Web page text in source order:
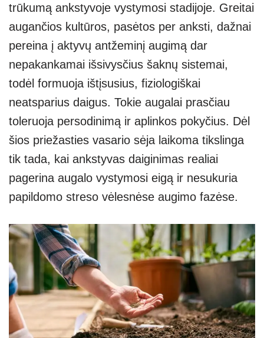
trūkumą ankstyvoje vystymosi stadijoje. Greitai
augančios kultūros, pasėtos per anksti, dažnai
pereina į aktyvų antžeminį augimą dar
nepakankamai išsivysčius šaknų sistemai,
todėl formuoja ištįsusius, fiziologiškai
neatsparius daigus. Tokie augalai prasčiau
toleruoja persodinimą ir aplinkos pokyčius. Dėl
šios priežasties vasario sėja laikoma tikslinga
tik tada, kai ankstyvas daiginimas realiai
pagerina augalo vystymosi eigą ir nesukuria
papildomo streso vėlesnėse augimo fazėse.